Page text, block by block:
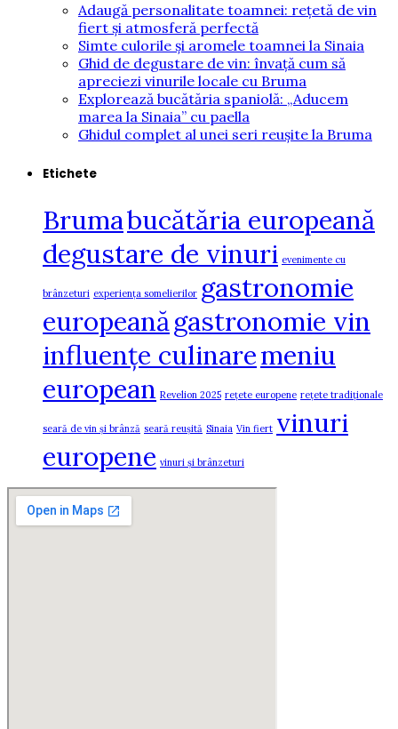
Adaugă personalitate toamnei: rețetă de vin
fiert și atmosferă perfectă
Simte culorile și aromele toamnei la Sinaia
Ghid de degustare de vin: învață cum să
apreciezi vinurile locale cu Bruma
Explorează bucătăria spaniolă: „Aducem
marea la Sinaia” cu paella
Ghidul complet al unei seri reușite la Bruma
Etichete
Brumabucătăria europeană
degustare de vinuri evenimente cu
brânzeturi experiența somelierilor gastronomie
europeanăgastronomie vin
influențe culinaremeniu
european Revelion 2025 rețete europene rețete tradiționale
seară de vin și brânză seară reușită Sinaia Vin fiert vinuri
europene vinuri și brânzeturi